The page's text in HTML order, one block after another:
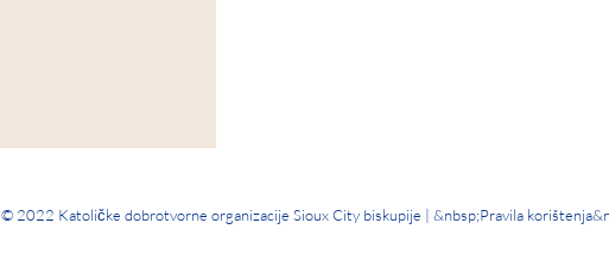
© 2022 Katoličke dobrotvorne organizacije Sioux City biskupije | &nbsp;Pravila korištenja